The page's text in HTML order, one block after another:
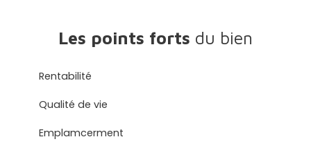
Les points forts du bien
Rentabilité
Qualité de vie
Emplamcerment